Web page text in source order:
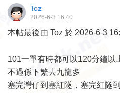
Toz
2026-6-3 16:40
本帖最後由 Toz 於 2026-6-3
101一單有時都可以120分鐘以
不過係下繁去九龍多
塞完灣仔到塞紅隧，塞完紅隧